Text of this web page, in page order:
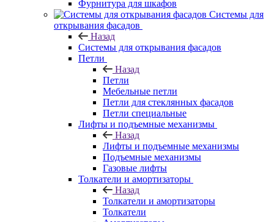
Фурнитура для шкафов
Системы для
открывания фасадов
Назад
Системы для открывания фасадов
Петли
Назад
Петли
Мебельные петли
Петли для стеклянных фасадов
Петли специальные
Лифты и подъемные механизмы
Назад
Лифты и подъемные механизмы
Подъемные механизмы
Газовые лифты
Толкатели и амортизаторы
Назад
Толкатели и амортизаторы
Толкатели